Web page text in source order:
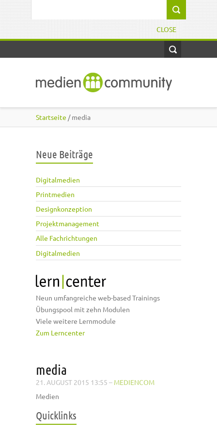
CLOSE
Startseite / media
Neue Beiträge
Digitalmedien
Printmedien
Designkonzeption
Projektmanagement
Alle Fachrichtungen
Digitalmedien
Neun umfangreiche web-based Trainings
Übungspool mit zehn Modulen
Viele weitere Lernmodule
Zum Lerncenter
media
21. AUGUST 2015 13:55 – MEDIENCOM
Medien
Quicklinks